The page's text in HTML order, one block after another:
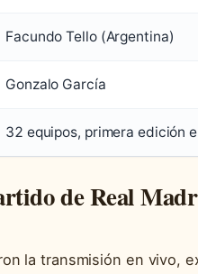
Facundo Tello (Argentina)
Gonzalo García
32 equipos, primera edición
de Real
la transmisión en vivo,